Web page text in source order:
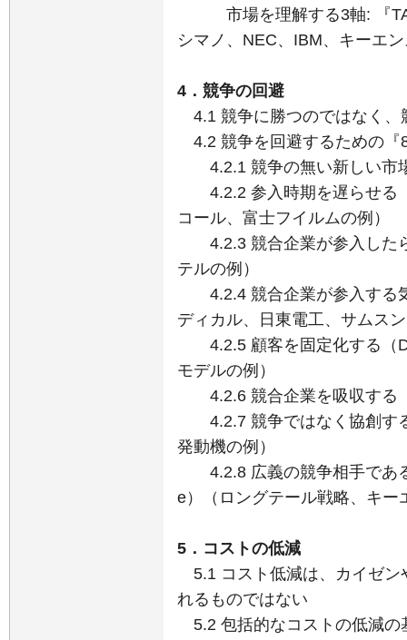
市場を理解する3軸: 『
シマノ、NEC、IBM、キーエ
4．競争の回避
4.1 競争に勝つのではなく
4.2 競争を回避するための『
4.2.1 競争の無い新しい市
4.2.2 参入時期を遅らせる
コール、富士フイルムの例）
4.2.3 競合企業が参入した
テルの例）
4.2.4 競合企業が参入する
ディカル、日東電工、サムス
4.2.5 顧客を固定化する（
モデルの例）
4.2.6 競合企業を吸収する
4.2.7 競争ではなく協創す
発動機の例）
4.2.8 広義の競争相手であ
e）（ロングテール戦略、キー
5．コストの低減
5.1 コスト低減は、カイゼン
れるものではない
5.2 包括的なコストの低減の